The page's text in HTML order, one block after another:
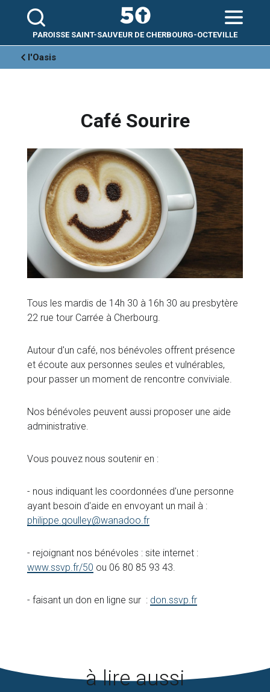
personnels
PAROISSE SAINT-SAUVEUR DE CHERBOURG-OCTEVILLE
l'Oasis
Café Sourire
Tous les mardis de 14h 30 à 16h 30 au presbytère
22 rue tour Carrée à Cherbourg.
Autour d'un café, nos bénévoles offrent présence
et écoute aux personnes seules et vulnérables,
pour passer un moment de rencontre conviviale.
Nos bénévoles peuvent aussi proposer une aide
administrative.
Vous pouvez nous soutenir en :
- nous indiquant les coordonnées d'une personne
ayant besoin d'aide en envoyant un mail à :
philippe.goulley@wanadoo.fr
- rejoignant nos bénévoles : site internet :
www.ssvp.fr/50 ou 06 80 85 93 43.
- faisant un don en ligne sur : don.ssvp.fr
à lire aussi